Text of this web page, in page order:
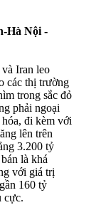
Hà Nội -
Iran leo
các thị trường
trong sắc đỏ
phải ngoại
đi kèm với
lên trên
3.200 tỷ
là khá
với giá trị
160 tỷ
cực.